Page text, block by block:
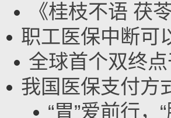
《桂枝不语 茯
职工医保中断可
全球首个双终
我国医保支付方
“胃”爱前行，